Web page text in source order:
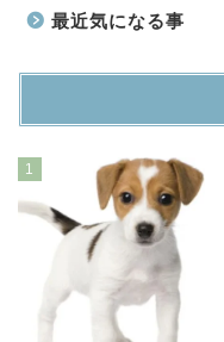
最近気になる事
1